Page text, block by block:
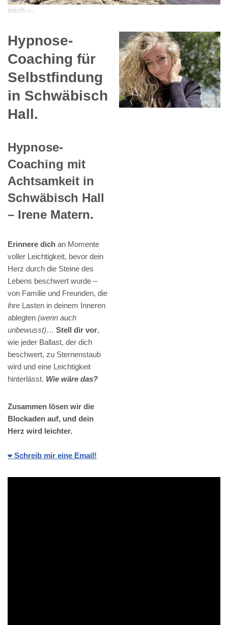
mich ✉.
Hypnose-
Coaching für
Selbstfindung
in Schwäbisch
Hall.
Hypnose-
Coaching mit
Achtsamkeit in
Schwäbisch Hall
– Irene Matern.
Erinnere dich an Momente
voller Leichtigkeit, bevor dein
Herz durch die Steine des
Lebens beschwert wurde –
von Familie und Freunden, die
ihre Lasten in deinem Inneren
ablegten (wenn auch
unbewusst)… Stell dir vor,
wie jeder Ballast, der dich
beschwert, zu Sternenstaub
wird und eine Leichtigkeit
hinterlässt. Wie wäre das?
Zusammen lösen wir die
Blockaden auf, und dein
Herz wird leichter.
❤️ Schreib mir eine Email!